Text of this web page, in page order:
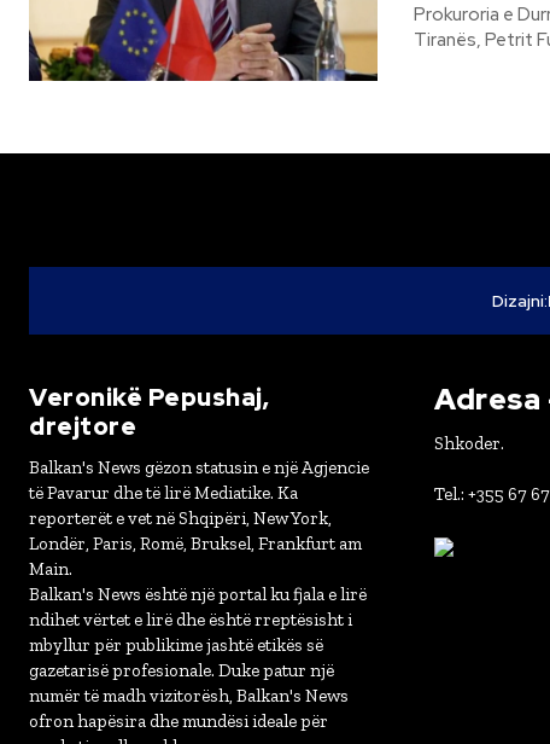
Prokuroria e
Tiranës, Petrit
Dizajni:
Veronikë Pepushaj,
drejtore
Balkan's News gëzon statusin e një Agjencie
të Pavarur dhe të lirë Mediatike. Ka
reporterët e vet në Shqipëri, New York,
Londër, Paris, Romë, Bruksel, Frankfurt am
Main.
Balkan's News është një portal ku fjala e lirë
ndihet vërtet e lirë dhe është rreptësisht i
mbyllur për publikime jashtë etikës së
gazetarisë profesionale. Duke patur një
numër të madh vizitorësh, Balkan's News
ofron hapësira dhe mundësi ideale për
Adresa
Shkoder.
Tel.: +355 67